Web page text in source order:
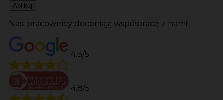
Aplikuj
Nasi pracownicy doceniają współpracę z nami!
4.3/5
4.8/5